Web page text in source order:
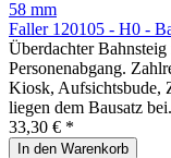
Faller 120105 - H0 -
Überdachter
Personenabgang.
Kiosk, Aufsichtsbude,
liegen dem Bausatz
33,30 € *
In den Warenkorb